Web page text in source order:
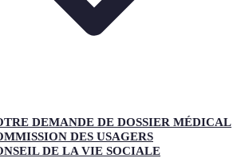
DEMANDE DE DOSSIER MÉDICAL
DES USAGERS
DE LA VIE SOCIALE